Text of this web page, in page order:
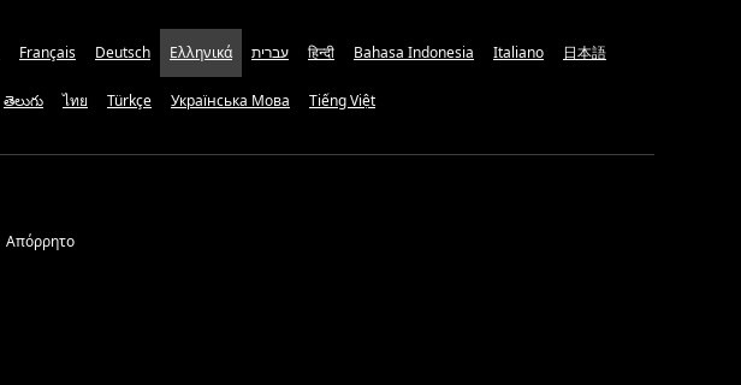
Français Deutsch Ελληνικά עברית हिन्दी Bahasa Indonesia Italiano 日本語
తెలుగు ไทย Türkçe Українська Мова Tiếng Việt
Απόρρητο